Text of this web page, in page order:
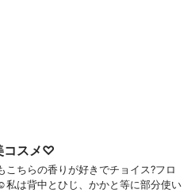
コスメ♡
ちらの香りが好きでチョイス?フロ
は背中とひじ、かかと等に部分使い